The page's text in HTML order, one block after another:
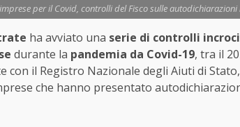
per il Covid, controlli del Fisco sulle
ha avviato una serie di controlli
durante la pandemia da Covid-19, tra il
con il Registro Nazionale degli Aiuti di
che hanno presentato